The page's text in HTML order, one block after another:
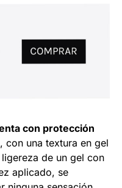
con protección
, con una textura en gel
de un gel con
aplicado, se